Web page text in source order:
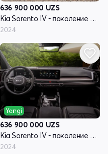
636 900 000 UZS
Kia Sorento IV - поколение рестайлинг
2024
Yangi
636 900 000 UZS
Kia Sorento IV - поколение рестайлинг
2024